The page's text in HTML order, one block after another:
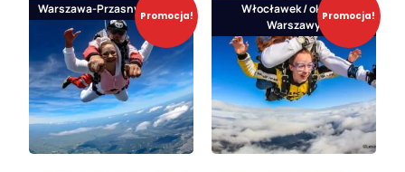
Promocja!
Warszawa-Przasnysz Promocja!
Włocławek / okolice
Warszawy